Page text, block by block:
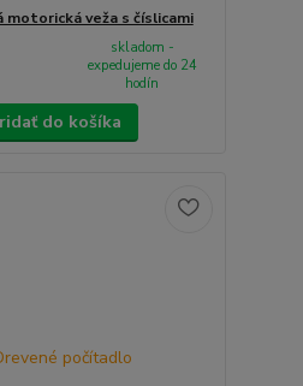
motorická veža s číslicami
skladom -
expedujeme do 24
hodín
do košíka